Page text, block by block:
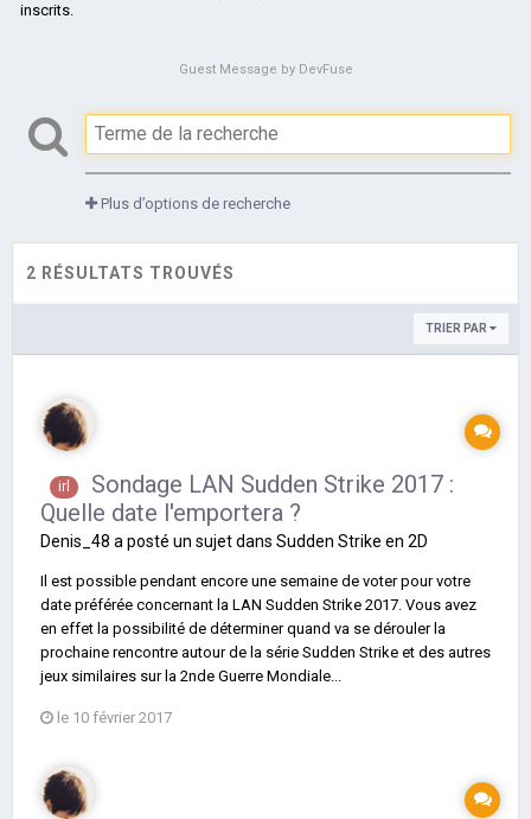
inscrits.
Guest Message by DevFuse
Plus d’options de recherche
2 RÉSULTATS TROUVÉS
TRIER PAR
irl
Sondage LAN Sudden Strike 2017 :
Quelle date l'emportera ?
Denis_48 a posté un sujet dans Sudden Strike en 2D
Il est possible pendant encore une semaine de voter pour votre
date préférée concernant la LAN Sudden Strike 2017. Vous avez
en effet la possibilité de déterminer quand va se dérouler la
prochaine rencontre autour de la série Sudden Strike et des autres
jeux similaires sur la 2nde Guerre Mondiale...
le 10 février 2017